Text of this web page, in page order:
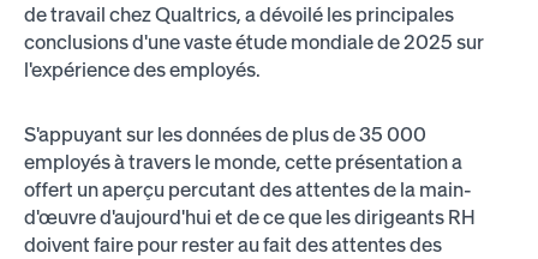
de travail chez Qualtrics, a dévoilé les principales
conclusions d'une vaste étude mondiale de 2025 sur
l'expérience des employés.
S'appuyant sur les données de plus de 35 000
employés à travers le monde, cette présentation a
offert un aperçu percutant des attentes de la main-
d'œuvre d'aujourd'hui et de ce que les dirigeants RH
doivent faire pour rester au fait des attentes des